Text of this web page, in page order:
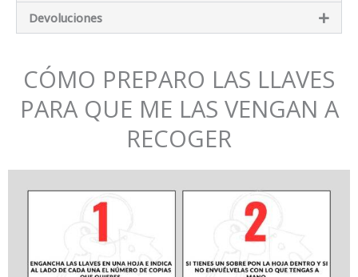
Devoluciones
CÓMO PREPARO LAS LLAVES
PARA QUE ME LAS VENGAN A
RECOGER